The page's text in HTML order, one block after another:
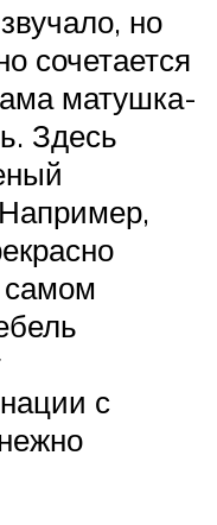
но
сочетается
матушка-
Здесь
самом
с